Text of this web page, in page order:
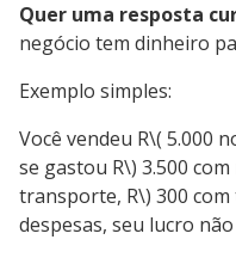
Quer uma resposta
negócio tem dinheiro
Exemplo simples:
Você vendeu R\( 5.000
se gastou R\) 3.500
transporte, R\) 300
despesas, seu lucro